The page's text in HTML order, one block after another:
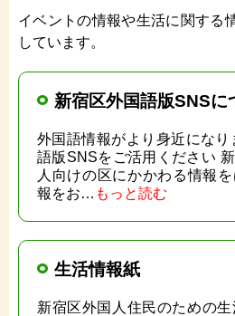
イベントの情報や生活に関する
しています。
新宿区外国語版SNSに
外国語情報がより身近になり
語版SNSをご活用ください
人向けの区にかかわる情報
報をお… もっと読む
生活情報紙
新宿区外国人住民のための